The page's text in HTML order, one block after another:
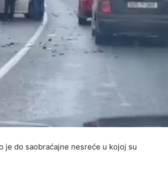
je do saobraćajne nesreće u kojoj su